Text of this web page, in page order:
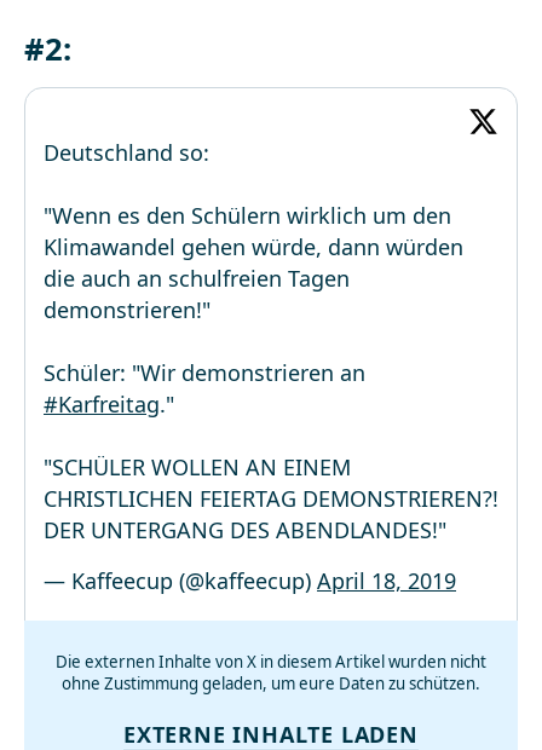
#2:
Deutschland so:
"Wenn es den Schülern wirklich um den
Klimawandel gehen würde, dann würden
die auch an schulfreien Tagen
demonstrieren!"
Schüler: "Wir demonstrieren an
#Karfreitag."
"SCHÜLER WOLLEN AN EINEM
CHRISTLICHEN FEIERTAG DEMONSTRIEREN?!
DER UNTERGANG DES ABENDLANDES!"
— Kaffeecup (@kaffeecup) April 18, 2019
Die externen Inhalte von X in diesem Artikel wurden nicht
ohne Zustimmung geladen, um eure Daten zu schützen.
EXTERNE INHALTE LADEN